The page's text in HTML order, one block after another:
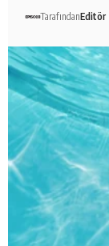
TarafındanEditör